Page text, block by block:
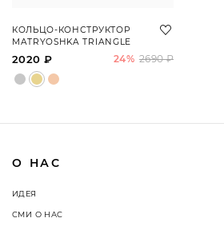
КОЛЬЦО-КОНСТРУКТОР
MATRYOSHKA TRIANGLE
2020 ₽ 2690 ₽
24%
О НАС
ИДЕЯ
СМИ О НАС